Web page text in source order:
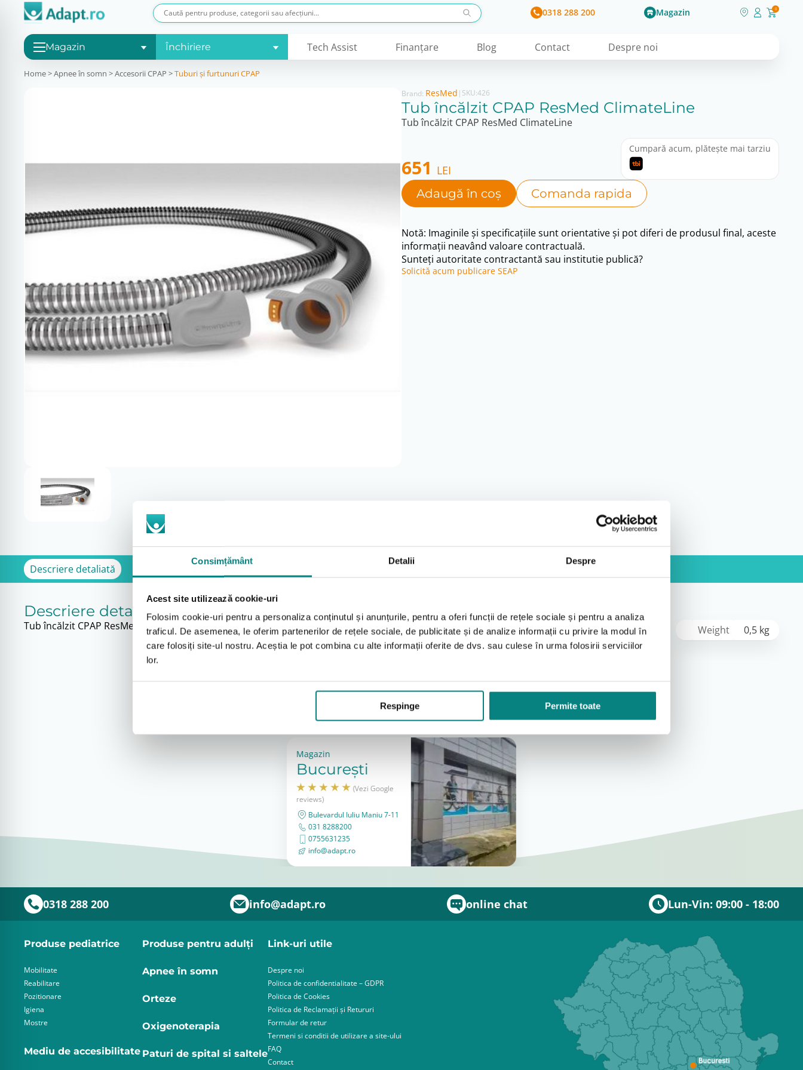
Consimțământ Detalii Despre
Acest site utilizează cookie-uri
Folosim cookie-uri pentru a personaliza conținutul și anunțurile, pentru a oferi funcții de rețele sociale și pentru a analiza
traficul. De asemenea, le oferim partenerilor de rețele sociale, de publicitate și de analize informații cu privire la modul în
care folosiți site-ul nostru. Aceștia le pot combina cu alte informații oferite de dvs. sau culese în urma folosirii serviciilor
lor.
Respinge Permite toate
0318 288 200 Magazin 0
Magazin Închiriere Tech Assist Finanţare Blog Contact Despre noi
Home>Apnee în somn >Accesorii CPAP >Tuburi și furtunuri CPAP
Brand: ResMed | SKU:426
Tub încălzit CPAP ResMed ClimateLine
Tub încălzit CPAP ResMed ClimateLine
651 LEI
Cumpară acum, plătește mai tarziu
Adaugă în coș Comanda rapida
Notă: Imaginile și specificațiile sunt orientative și pot diferi de produsul final, aceste
informații neavând valoare contractuală.
Sunteți autoritate contractantă sau institutie publică?
Solicită acum publicare SEAP
Descriere detaliată
Descriere detaliată
Weight 0,5 kg
Tub încălzit CPAP ResMed ClimateLine
Locațiile noastre
A vedea tot
Magazin
București
(Vezi Google
reviews)
Bulevardul Iuliu Maniu 7-11
031 8288200
0755631235
info@adapt.ro
0318 288 200 info@adapt.ro online chat Lun-Vin: 09:00 - 18:00
Produse pediatrice
Mobilitate
Reabilitare
Pozitionare
Igiena
Mostre
Mediu de accesibilitate
Produse pentru adulţi
Apnee în somn
Orteze
Oxigenoterapia
Paturi de spital si saltele
Link-uri utile
Despre noi
Politica de confidentialitate – GDPR
Politica de Cookies
Politica de Reclamații și Retururi
Formular de retur
Termeni si conditii de utilizare a site-ului
FAQ
Contact